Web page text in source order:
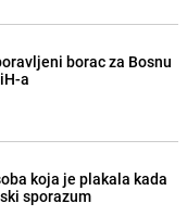
borac za Bosnu
a
koja je plakala kada
sporazum